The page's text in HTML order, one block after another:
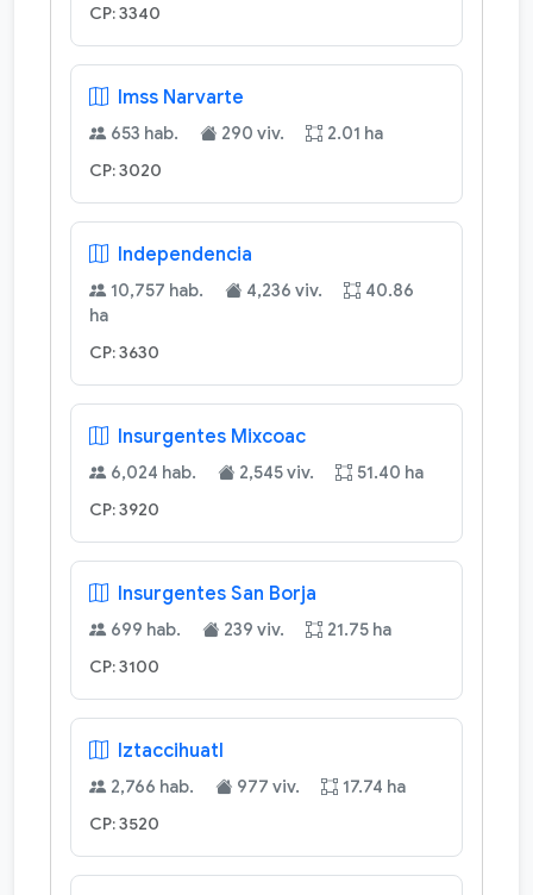
CP: 3340
Imss Narvarte
653 hab. 290 viv. 2.01 ha
CP: 3020
Independencia
10,757 hab. 4,236 viv.
40.86
ha
CP: 3630
Insurgentes Mixcoac
6,024 hab. 2,545 viv. 51.40 ha
CP: 3920
Insurgentes San Borja
699 hab. 239 viv. 21.75 ha
CP: 3100
Iztaccihuatl
2,766 hab. 977 viv. 17.74 ha
CP: 3520